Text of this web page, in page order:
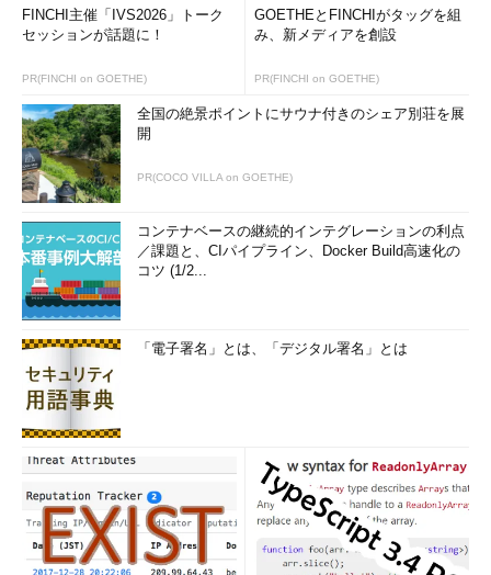
FINCHI主催「IVS2026」トーク
セッションが話題に！
PR(FINCHI on GOETHE)
GOETHEとFINCHIがタッグを組
み、新メディアを創設
PR(FINCHI on GOETHE)
全国の絶景ポイントにサウナ付きのシェア別荘を展
開
PR(COCO VILLA on GOETHE)
コンテナベースの継続的インテグレーションの利点
／課題と、CIパイプライン、Docker Build高速化の
コツ (1/2...
「電子署名」とは、「デジタル署名」とは